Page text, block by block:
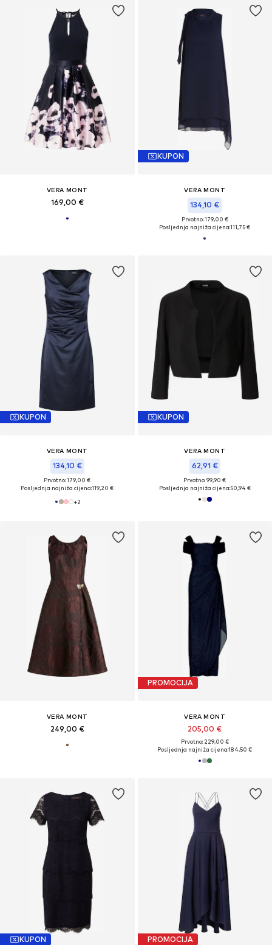
VERA MONT
169,00 €
KUPON
VERA MONT
134,10 €
Prvotno: 179,00 €
Posljednja najniža cijena:111,75 €
KUPON
VERA MONT
134,10 €
Prvotno: 179,00 €
Posljednja najniža cijena:119,20 €
+2
KUPON
VERA MONT
62,91 €
Prvotno: 99,90 €
Posljednja najniža cijena:50,94 €
VERA MONT
249,00 €
PROMOCIJA
VERA MONT
205,00 €
Prvotno: 229,00 €
Posljednja najniža cijena:184,50 €
KUPON PROMOCIJA